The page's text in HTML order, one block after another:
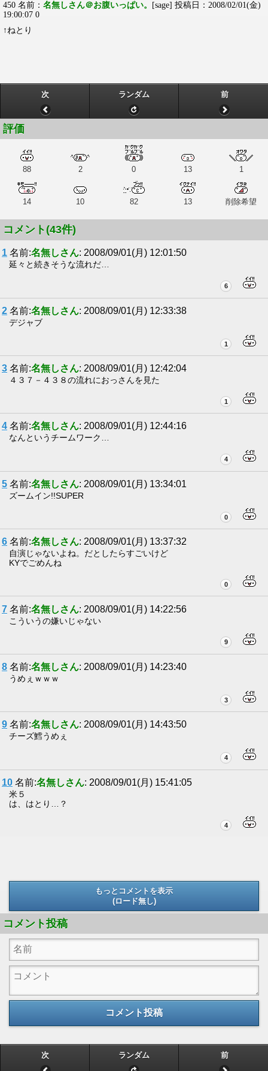
450 名前： 名無しさん＠お腹いっぱい。
[sage] 投稿日：2008/02/01(金)
19:00:07 0
↑ねとり
次 ランダム 前
評価
88 2 0 13 1
14 10 82 13 削除希望
コメント(43件)
1 名前:名無しさん: 2008/09/01(月) 12:01:50
延々と続きそうな流れだ…
6
2 名前:名無しさん: 2008/09/01(月) 12:33:38
デジャブ
1
3 名前:名無しさん: 2008/09/01(月) 12:42:04
４３７－４３８の流れにおっさんを見た
1
4 名前:名無しさん: 2008/09/01(月) 12:44:16
なんというチームワーク…
4
5 名前:名無しさん: 2008/09/01(月) 13:34:01
ズームイン!!SUPER
0
6 名前:名無しさん: 2008/09/01(月) 13:37:32
自演じゃないよね。だとしたらすごいけど
KYでごめんね
0
7 名前:名無しさん: 2008/09/01(月) 14:22:56
こういうの嫌いじゃない
9
8 名前:名無しさん: 2008/09/01(月) 14:23:40
うめぇｗｗｗ
3
9 名前:名無しさん: 2008/09/01(月) 14:43:50
チーズ鱈うめぇ
4
10 名前:名無しさん: 2008/09/01(月) 15:41:05
米５
は、はとり…？
4
もっとコメントを表示
(ロード無し)
コメント投稿
コメント投稿
次 ランダム 前